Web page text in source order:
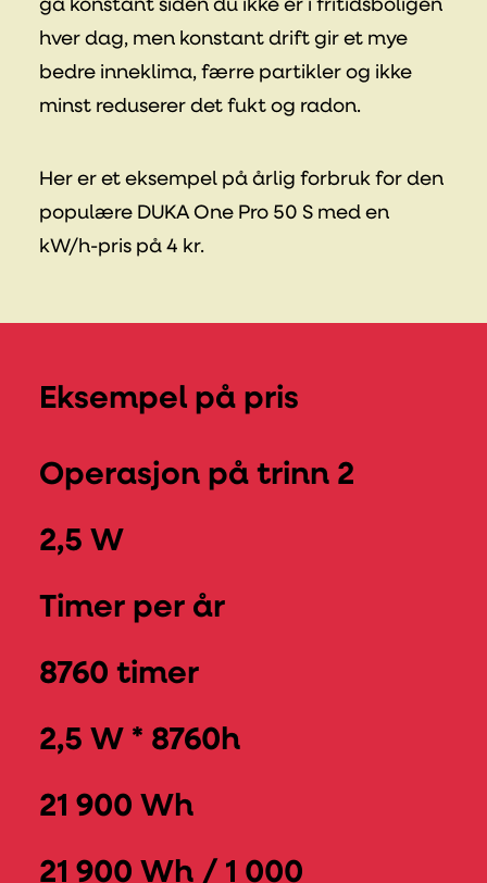
gå konstant siden du ikke er i fritidsboligen
hver dag, men konstant drift gir et mye
bedre inneklima, færre partikler og ikke
minst reduserer det fukt og radon.
Her er et eksempel på årlig forbruk for den
populære DUKA One Pro 50 S med en
kW/h-pris på 4 kr.
Eksempel på pris
Operasjon på trinn 2
2,5 W
Timer per år
8760 timer
2,5 W * 8760h
21 900 Wh
21 900 Wh / 1 000